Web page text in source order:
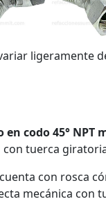
ligeramente
codo 45° NPT
con tuerca
cuenta con rosca
mecánica con